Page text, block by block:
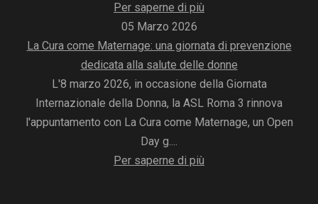
Per saperne di più
05 Marzo 2026
La Cura come Maternage: una giornata di prevenzione
dedicata alla salute delle donne
L'8 marzo 2026, in occasione della Giornata
Internazionale della Donna, la ASL Roma 3 rinnova
l'appuntamento con La Cura come Maternage, un Open
Day g....
Per saperne di più